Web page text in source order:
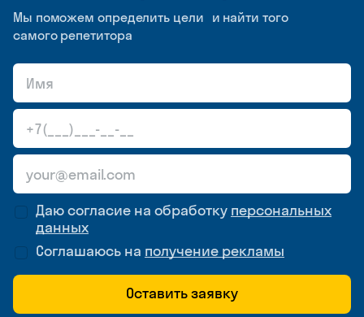
Мы поможем определить цели и найти того
самого репетитора
Даю согласие на обработку персональных
данных
Соглашаюсь на получение рекламы
Оставить заявку